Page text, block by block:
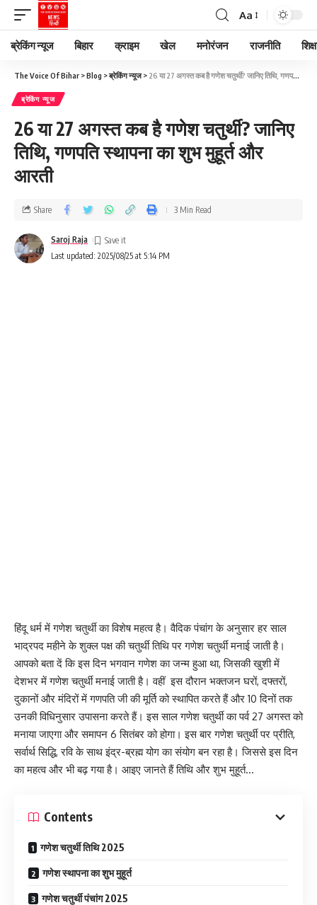
Aa
ब्रेकिंग न्यूज बिहार क्राइम खेल मनोरंजन राजनीति
The Voice Of Bihar >Blog >ब्रेकिंग न्यूज> 26 या 27 अगस्त कब है गणेश चतुर्थी? जानिए तिथि, गणपति स्थापना का शुभ मुहूर्त और आरती
ब्रेकिंग न्यूज
26 या 27 अगस्त कब है गणेश चतुर्थी? जानिए
तिथि, गणपति स्थापना का शुभ मुहूर्त और
आरती
Last updated: 2025/08/25 at 5:14 PM
Saroj Raja
Share 3 Min Read
हिंदू धर्म में गणेश चतुर्थी का विशेष महत्व है। वैदिक पंचांग के अनुसार हर साल
भाद्रपद महीने के शुक्ल पक्ष की चतुर्थी तिथि पर गणेश चतुर्थी मनाई जाती है।
आपको बता दें कि इस दिन भगवान गणेश का जन्म हुआ था, जिसकी खुशी में
देशभर में गणेश चतुर्थी मनाई जाती है। वहीं इस दौरान भक्तजन घरों, दफ्तरों,
दुकानों और मंदिरों में गणपति जी की मूर्ति को स्थापित करते हैं और 10 दिनों तक
उनकी विधिनुसार उपासना करते हैं। इस साल गणेश चतुर्थी का पर्व 27 अगस्त को
मनाया जाएगा और समापन 6 सितंबर को होगा। इस बार गणेश चतुर्थी पर प्रीति,
सर्वार्थ सिद्धि, रवि के साथ इंद्र-ब्रह्म योग का संयोग बन रहा है। जिससे इस दिन
का महत्व और भी बढ़ गया है। आइए जानते हैं तिथि और शुभ मुहूर्त…
Contents
गणेश चतुर्थी तिथि 2025
गणेश स्थापना का शुभ मुहूर्त
गणेश चतुर्थी पंचांग 2025